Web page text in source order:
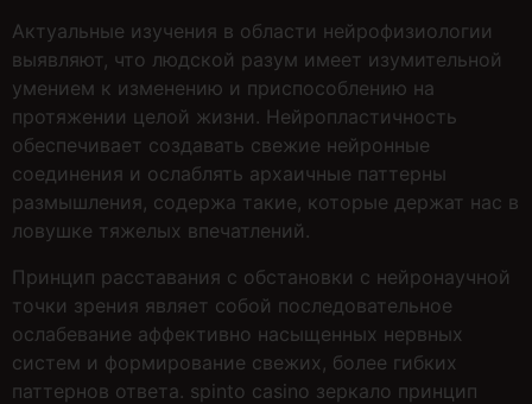
Актуальные изучения в области нейрофизиологии
выявляют, что людской разум имеет изумительной
умением к изменению и приспособлению на
протяжении целой жизни. Нейропластичность
обеспечивает создавать свежие нейронные
соединения и ослаблять архаичные паттерны
размышления, содержа такие, которые держат нас в
ловушке тяжелых впечатлений.
Принцип расставания с обстановки с нейронаучной
точки зрения являет собой последовательное
ослабевание аффективно насыщенных нервных
систем и формирование свежих, более гибких
паттернов ответа. spinto casino зеркало принцип